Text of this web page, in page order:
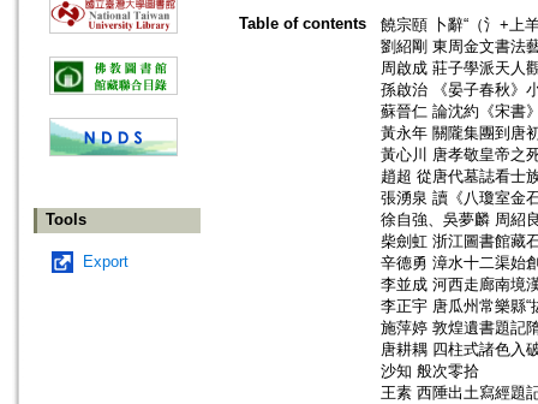
Tools
Export
Table of contents
饒宗頤 卜辭“（氵+上
劉紹剛 東周金文書法
周啟成 莊子學派天人
孫啟治 《晏子春秋》
蘇晉仁 論沈約《宋書
黃永年 關隴集團到唐
黃心川 唐孝敬皇帝之
趙超 從唐代墓誌看士
張湧泉 讀《八瓊室金
徐自強、吳夢麟 周紹
柴劍虹 浙江圖書館藏
辛德勇 漳水十二渠始
李並成 河西走廊南境
李正宇 唐瓜州常樂縣“
施萍婷 敦煌遺書題記
唐耕耦 四柱式諸色入
沙知 般次零拾
王素 西陲出土寫經題